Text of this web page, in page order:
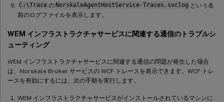
C:\Trace の NorskaleAgentHostService-Traces.svclog という名
前のログファイルを表示します。
WEM インフラストラクチャサービスに関連する通信のトラブルシ
ューティング
WEM インフラストラクチャサービスに関連する通信の問題が発生した場合
は、Norskale Broker サービスの WCF トレースを表示できます。WCF トレ
ースを有効にするには、次の手順を実行します。
WEM インフラストラクチャサービスがインストールされているマシンに